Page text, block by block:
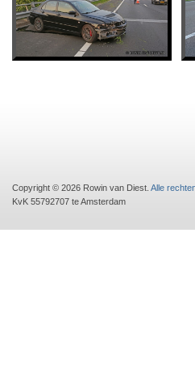
Copyright © 2026 Rowin van Diest. Alle
KvK 55792707 te Amsterdam